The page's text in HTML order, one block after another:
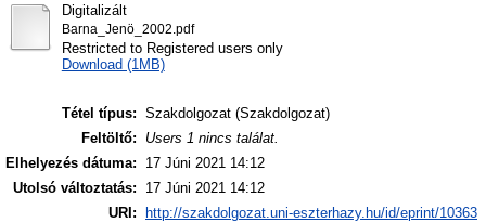
Digitalizált
Barna_Jenö_2002.pdf
Restricted to Registered users only
Download (1MB)
Tétel típus: Szakdolgozat (Szakdolgozat)
Feltöltő:
Users 1 nincs találat.
Elhelyezés dátuma:
17 Júni 2021 14:12
Utolsó változtatás:
17 Júni 2021 14:12
URI:
http://szakdolgozat.uni-eszterhazy.hu/id/eprint/10363